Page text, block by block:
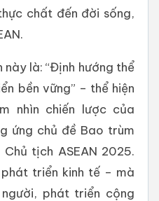
chất đến đời sống,
này là: “Định hướng thể
bền vững” – thể hiện
nhìn chiến lược của
ứng chủ đề Bao trùm
tịch ASEAN 2025.
triển kinh tế – mà
phát triển cộng